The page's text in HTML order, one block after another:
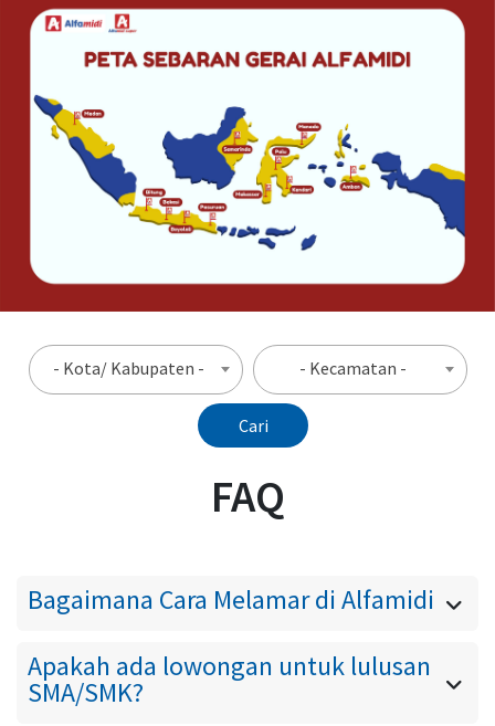
- Kota/ Kabupaten - - Kecamatan -
Cari
FAQ
Bagaimana Cara Melamar di Alfamidi
di portal ini, sesuaikgan dengan
kualifikasi anda
Apakah ada lowongan untuk lulusan
SMA/SMK?